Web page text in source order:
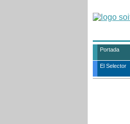
Portada
El Selector